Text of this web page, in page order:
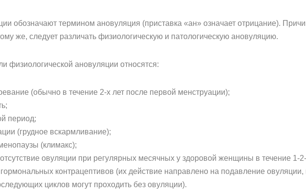
обозначают термином ановуляция (приставка «ан» означает отрицание).
же, следует различать физиологическую и патологическую ановуляцию.
физиологической ановуляции относятся:
(обычно в течение 2-х лет после первой менструации);
период;
(грудное вскармливание);
(климакс);
отсутствие овуляции при регулярных месячных у здоровой женщины в течение 1-
контрацептивов (их действие направлено на подавление
циклов могут проходить без овуляции).